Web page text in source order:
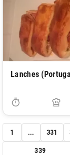
Lanches
1 ... 331
339